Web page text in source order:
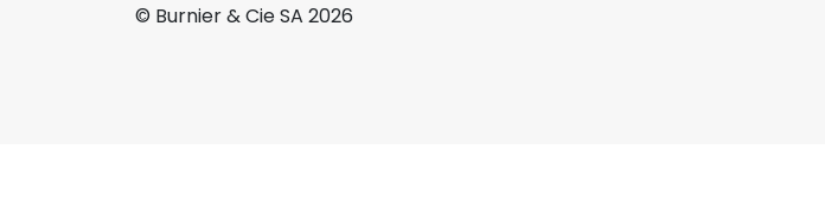
© Burnier & Cie SA 2026